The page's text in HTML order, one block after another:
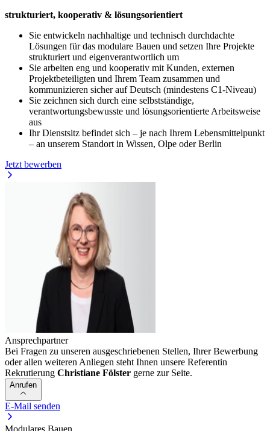
strukturiert, kooperativ & lösungsorientiert
Sie entwickeln nachhaltige und technisch durchdachte
Lösungen für das modulare Bauen und setzen Ihre Projekte
strukturiert und eigenverantwortlich um
Sie arbeiten eng und kooperativ mit Kunden, externen
Projektbeteiligten und Ihrem Team zusammen und
kommunizieren sicher auf Deutsch (mindestens C1-Niveau)
Sie zeichnen sich durch eine selbstständige,
verantwortungsbewusste und lösungsorientierte Arbeitsweise
aus
Ihr Dienstsitz befindet sich – je nach Ihrem Lebensmittelpunkt
– an unserem Standort in Wissen, Olpe oder Berlin
Jetzt bewerben
Ansprechpartner
Bei Fragen zu unseren ausgeschriebenen Stellen, Ihrer Bewerbung
oder allen weiteren Anliegen steht Ihnen unsere Referentin
Rekrutierung Christiane Fölster gerne zur Seite.
Anrufen
E-Mail senden